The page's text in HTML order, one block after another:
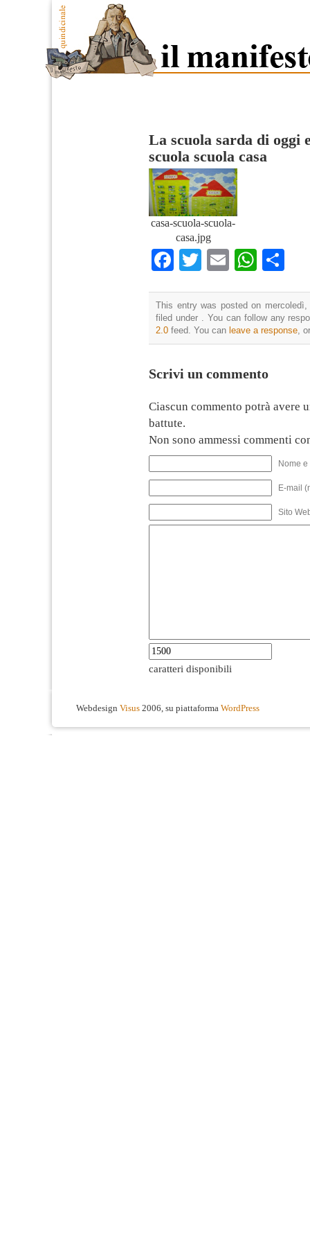
La scuola sarda di oggi
scuola scuola casa
casa-scuola-scuola-
casa.jpg
Facebook
TwitterEmail
This entry was posted on
filed under . You can follow any
2.0 feed. You can leave a response ,
Scrivi un commento
Ciascun commento potrà avere
battute.
Non sono ammessi commenti
Nome
E-mail
Sito
caratteri disponibili
Webdesign Visus 2006, su piattaforma WordPress